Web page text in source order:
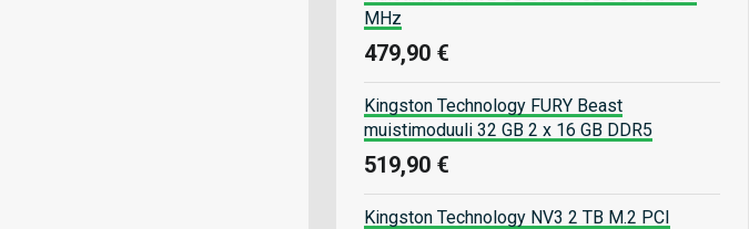
MHz
479,90 €
Kingston Technology FURY Beast
muistimoduuli 32 GB 2 x 16 GB DDR5
519,90 €
Kingston Technology NV3 2 TB M.2 PCI